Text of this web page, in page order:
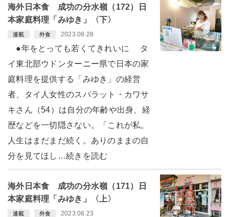
海外日本食 成功の分水嶺（172）日
本家庭料理「みゆき」〈下〉
連載 外食 2023.08.28
●年をとっても若くてきれいに タ
イ東北部ウドンターニー県で日本の家
庭料理を提供する「みゆき」の経営
者、タイ人女性のスパラット・カワサ
キさん（54）は自分の年齢や出身、経
歴などを一切隠さない。「これが私。
人生はまだまだ続く。ありのままの自
分を見てほし…続きを読む
海外日本食 成功の分水嶺（171）日
本家庭料理「みゆき」〈上〉
連載 外食 2023.08.23